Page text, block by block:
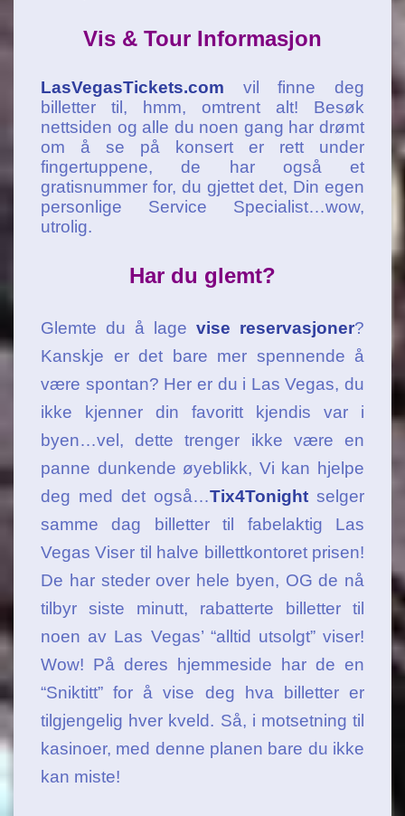
Vis & Tour Informasjon
LasVegasTickets.com vil finne deg
billetter til, hmm, omtrent alt! Besøk
nettsiden og alle du noen gang har drømt
om å se på konsert er rett under
fingertuppene, de har også et
gratisnummer for, du gjettet det, Din egen
personlige Service Specialist…wow,
utrolig.
Har du glemt?
Glemte du å lage vise reservasjoner?
Kanskje er det bare mer spennende å
være spontan? Her er du i Las Vegas, du
ikke kjenner din favoritt kjendis var i
byen…vel, dette trenger ikke være en
panne dunkende øyeblikk, Vi kan hjelpe
deg med det også…Tix4Tonight selger
samme dag billetter til fabelaktig Las
Vegas Viser til halve billettkontoret prisen!
De har steder over hele byen, OG de nå
tilbyr siste minutt, rabatterte billetter til
noen av Las Vegas’ “alltid utsolgt” viser!
Wow! På deres hjemmeside har de en
“Sniktitt” for å vise deg hva billetter er
tilgjengelig hver kveld. Så, i motsetning til
kasinoer, med denne planen bare du ikke
kan miste!